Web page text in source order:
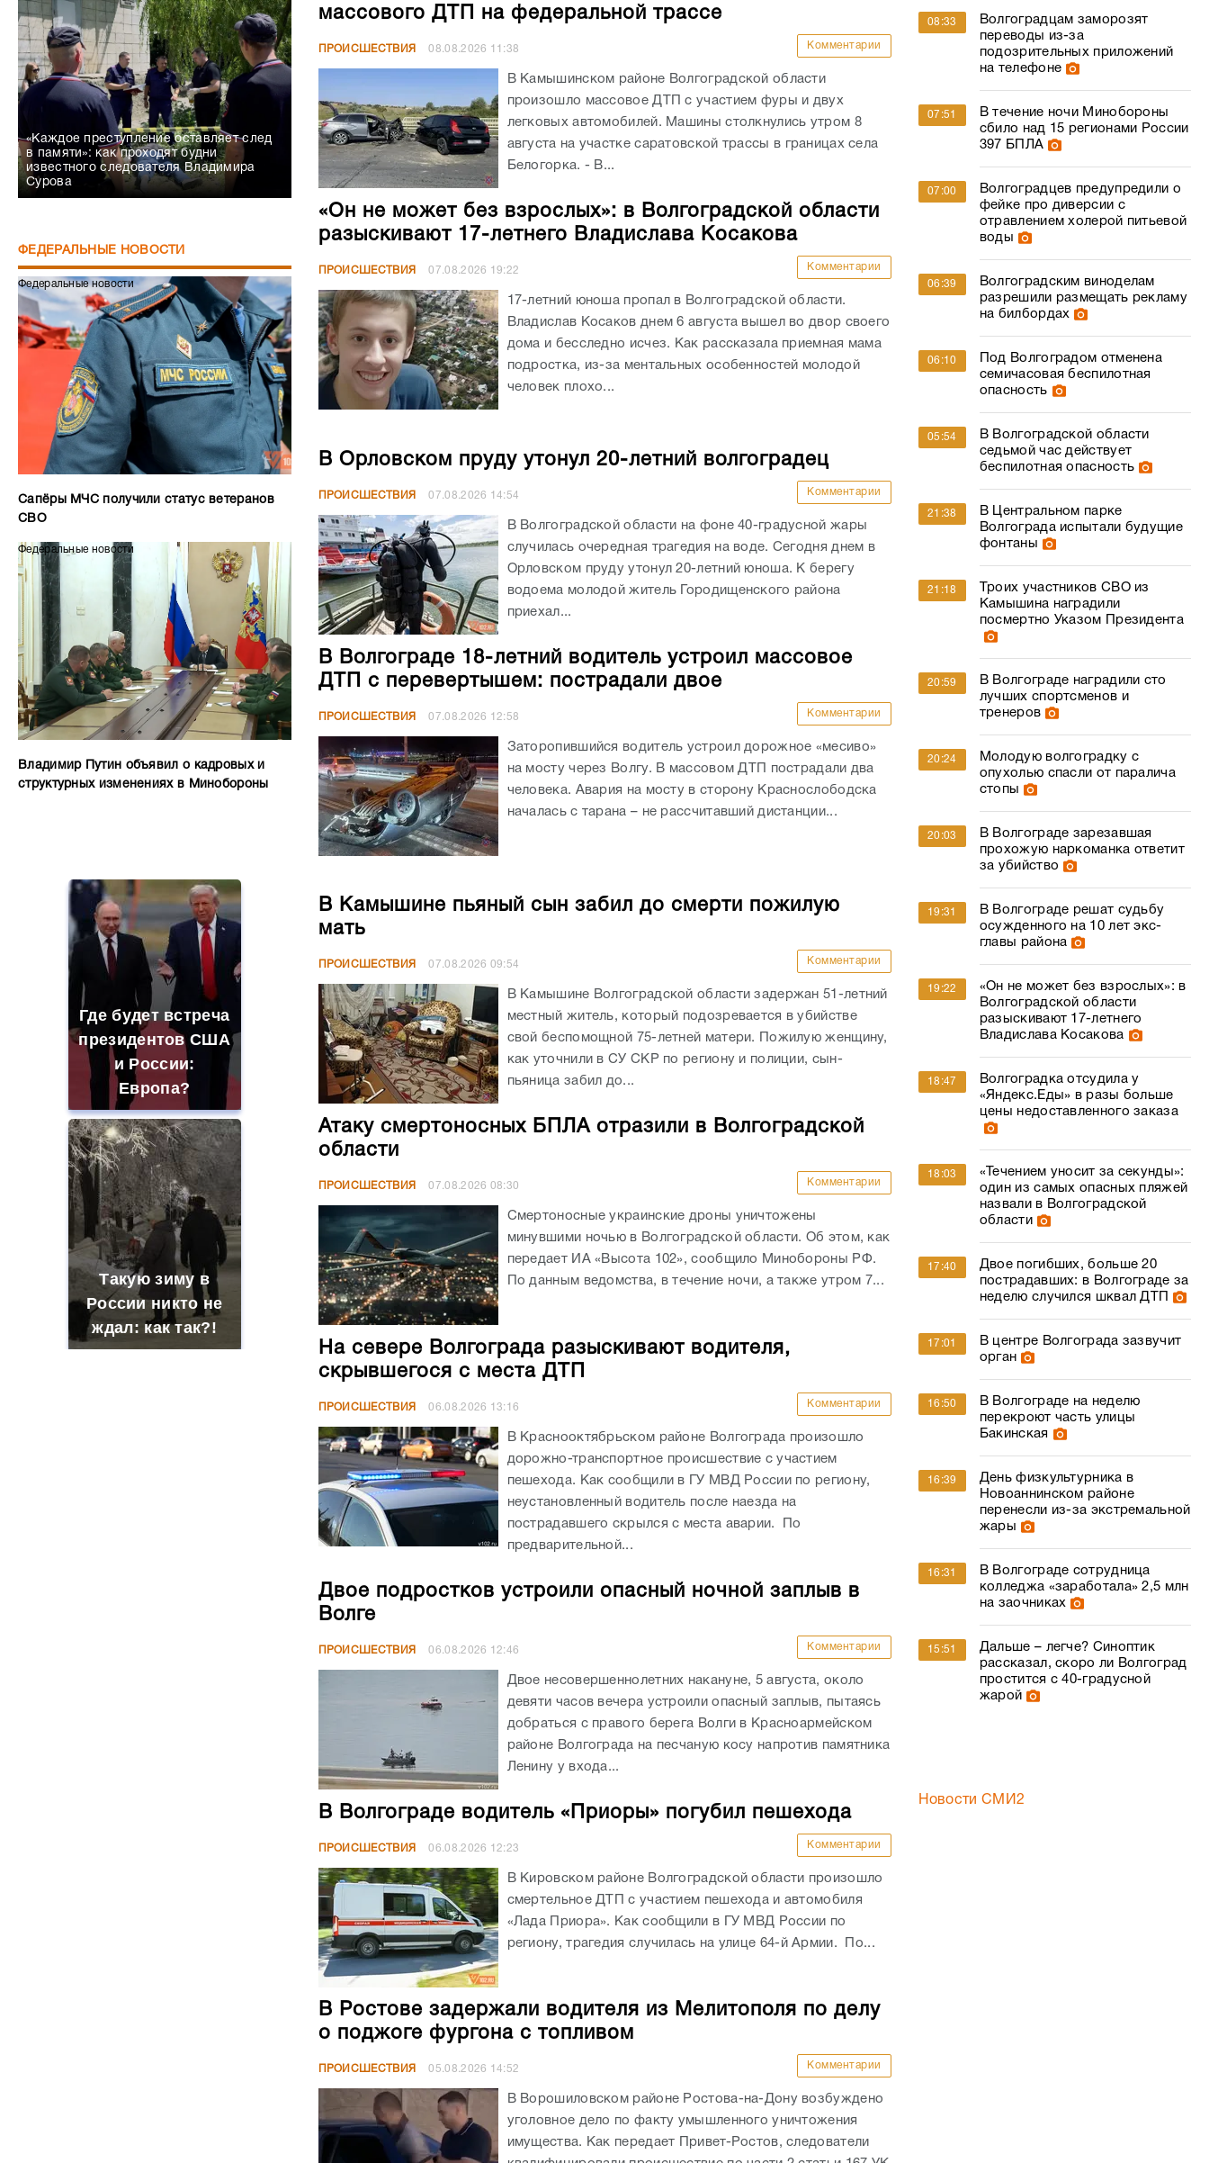
«Каждое преступление оставляет след
в памяти»: как проходят будни
известного следователя Владимира
Сурова
ФЕДЕРАЛЬНЫЕ НОВОСТИ
Федеральные новости
Сапёры МЧС получили статус ветеранов
СВО
Федеральные новости
Владимир Путин объявил о кадровых и
структурных изменениях в Минобороны
Где будет встреча
президентов США
и России:
Европа?
Такую зиму в
России никто не
ждал: как так?!
массового ДТП на федеральной трассе
ПРОИСШЕСТВИЯ 08.08.2026 11:38 Комментарии
В Камышинском районе Волгоградской области
произошло массовое ДТП с участием фуры и двух
легковых автомобилей. Машины столкнулись утром 8
августа на участке саратовской трассы в границах села
Белогорка. - В...
«Он не может без взрослых»: в Волгоградской области
разыскивают 17-летнего Владислава Косакова
ПРОИСШЕСТВИЯ 07.08.2026 19:22 Комментарии
17-летний юноша пропал в Волгоградской области.
Владислав Косаков днем 6 августа вышел во двор своего
дома и бесследно исчез. Как рассказала приемная мама
подростка, из-за ментальных особенностей молодой
человек плохо...
В Орловском пруду утонул 20-летний волгоградец
ПРОИСШЕСТВИЯ 07.08.2026 14:54 Комментарии
В Волгоградской области на фоне 40-градусной жары
случилась очередная трагедия на воде. Сегодня днем в
Орловском пруду утонул 20-летний юноша. К берегу
водоема молодой житель Городищенского района
приехал...
В Волгограде 18-летний водитель устроил массовое
ДТП с перевертышем: пострадали двое
ПРОИСШЕСТВИЯ 07.08.2026 12:58 Комментарии
Заторопившийся водитель устроил дорожное «месиво»
на мосту через Волгу. В массовом ДТП пострадали два
человека. Авария на мосту в сторону Краснослободска
началась с тарана – не рассчитавший дистанции...
В Камышине пьяный сын забил до смерти пожилую
мать
ПРОИСШЕСТВИЯ 07.08.2026 09:54 Комментарии
В Камышине Волгоградской области задержан 51-летний
местный житель, который подозревается в убийстве
свой беспомощной 75-летней матери. Пожилую женщину,
как уточнили в СУ СКР по региону и полиции, сын-
пьяница забил до...
Атаку смертоносных БПЛА отразили в Волгоградской
области
ПРОИСШЕСТВИЯ 07.08.2026 08:30 Комментарии
Смертоносные украинские дроны уничтожены
минувшими ночью в Волгоградской области. Об этом, как
передает ИА «Высота 102», сообщило Минобороны РФ.
По данным ведомства, в течение ночи, а также утром 7...
На севере Волгограда разыскивают водителя,
скрывшегося с места ДТП
ПРОИСШЕСТВИЯ 06.08.2026 13:16 Комментарии
В Краснооктябрьском районе Волгограда произошло
дорожно-транспортное происшествие с участием
пешехода. Как сообщили в ГУ МВД России по региону,
неустановленный водитель после наезда на
пострадавшего скрылся с места аварии. По
предварительной...
Двое подростков устроили опасный ночной заплыв в
Волге
ПРОИСШЕСТВИЯ 06.08.2026 12:46 Комментарии
Двое несовершеннолетних накануне, 5 августа, около
девяти часов вечера устроили опасный заплыв, пытаясь
добраться с правого берега Волги в Красноармейском
районе Волгограда на песчаную косу напротив памятника
Ленину у входа...
В Волгограде водитель «Приоры» погубил пешехода
ПРОИСШЕСТВИЯ 06.08.2026 12:23 Комментарии
В Кировском районе Волгоградской области произошло
смертельное ДТП с участием пешехода и автомобиля
«Лада Приора». Как сообщили в ГУ МВД России по
региону, трагедия случилась на улице 64-й Армии. По...
В Ростове задержали водителя из Мелитополя по делу
о поджоге фургона с топливом
ПРОИСШЕСТВИЯ 05.08.2026 14:52 Комментарии
В Ворошиловском районе Ростова-на-Дону возбуждено
уголовное дело по факту умышленного уничтожения
имущества. Как передает Привет-Ростов, следователи
08:33
Волгоградцам заморозят
переводы из-за
подозрительных приложений
на телефоне
07:51
В течение ночи Минобороны
сбило над 15 регионами России
397 БПЛА
07:00
Волгоградцев предупредили о
фейке про диверсии с
отравлением холерой питьевой
воды
06:39
Волгоградским виноделам
разрешили размещать рекламу
на билбордах
06:10
Под Волгоградом отменена
семичасовая беспилотная
опасность
05:54
В Волгоградской области
седьмой час действует
беспилотная опасность
21:38
В Центральном парке
Волгограда испытали будущие
фонтаны
21:18
Троих участников СВО из
Камышина наградили
посмертно Указом Президента
20:59
В Волгограде наградили сто
лучших спортсменов и
тренеров
20:24
Молодую волгоградку с
опухолью спасли от паралича
стопы
20:03
В Волгограде зарезавшая
прохожую наркоманка ответит
за убийство
19:31
В Волгограде решат судьбу
осужденного на 10 лет экс-
главы района
19:22
«Он не может без взрослых»: в
Волгоградской области
разыскивают 17-летнего
Владислава Косакова
18:47
Волгоградка отсудила у
«Яндекс.Еды» в разы больше
цены недоставленного заказа
18:03
«Течением уносит за секунды»:
один из самых опасных пляжей
назвали в Волгоградской
области
17:40
Двое погибших, больше 20
пострадавших: в Волгограде за
неделю случился шквал ДТП
17:01
В центре Волгограда зазвучит
орган
16:50
В Волгограде на неделю
перекроют часть улицы
Бакинская
16:39
День физкультурника в
Новоаннинском районе
перенесли из-за экстремальной
жары
16:31
В Волгограде сотрудница
колледжа «заработала» 2,5 млн
на заочниках
15:51
Дальше – легче? Синоптик
рассказал, скоро ли Волгоград
простится с 40-градусной
жарой
Новости СМИ2